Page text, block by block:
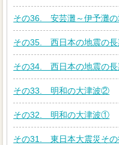
その36. 安芸灘～伊予灘の
その35. 西日本の地震の
その34. 西日本の地震の
その33. 明和の大津波②
その32. 明和の大津波①
その31. 東日本大震災その